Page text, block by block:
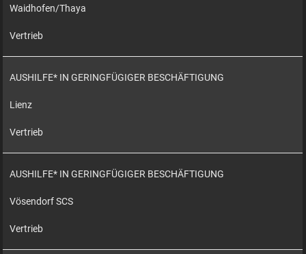
Waidhofen/Thaya
Vertrieb
AUSHILFE* IN GERINGFÜGIGER BESCHÄFTIGUNG
Lienz
Vertrieb
AUSHILFE* IN GERINGFÜGIGER BESCHÄFTIGUNG
Vösendorf SCS
Vertrieb